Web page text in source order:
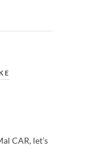
CAR, let’s